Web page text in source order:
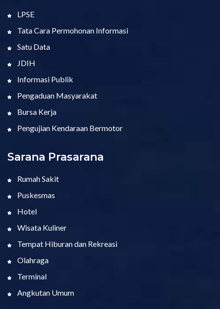
LPSE
Tata Cara Permohonan Informasi
Satu Data
JDIH
Informasi Publik
Pengaduan Masyarakat
Bursa Kerja
Pengujian Kendaraan Bermotor
Sarana Prasarana
Rumah Sakit
Puskesmas
Hotel
Wisata Kuliner
Tempat Hiburan dan Rekreasi
Olahraga
Terminal
Angkutan Umum